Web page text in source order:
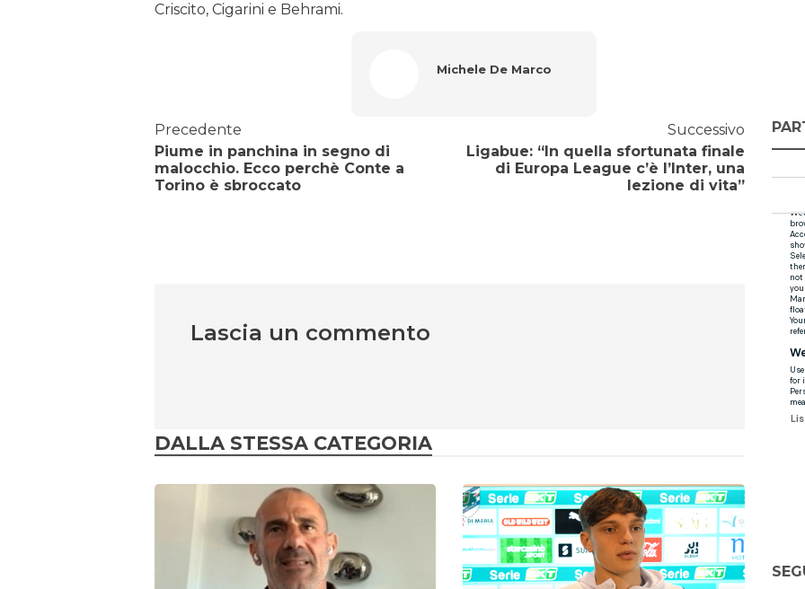
Criscito, Cigarini e Behrami.
Michele De Marco
Precedente
Piume in panchina in segno di
malocchio. Ecco perchè Conte a
Torino è sbroccato
Successivo
Ligabue: “In quella sfortunata finale
di Europa League c’è l’Inter, una
lezione di vita”
Lascia un commento
DALLA STESSA CATEGORIA